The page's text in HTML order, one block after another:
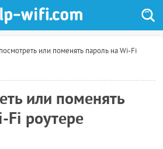
или поменять пароль на Wi-Fi
или поменять
Fi роутере